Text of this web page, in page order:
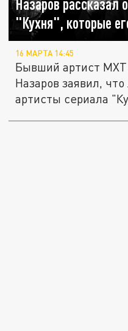
Назаров рассказал
"Кухня", которые
16 МАРТА 14:45
Бывший артист
Назаров заявил,
артисты сериала